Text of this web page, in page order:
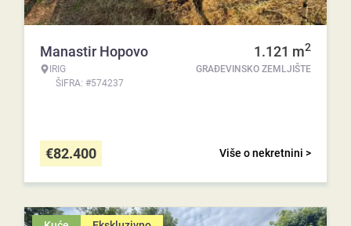
Manastir Hopovo
IRIG
ŠIFRA: #574237
1.121 m2
GRAĐEVINSKO ZEMLJIŠTE
Više o nekretnini >
€82.400